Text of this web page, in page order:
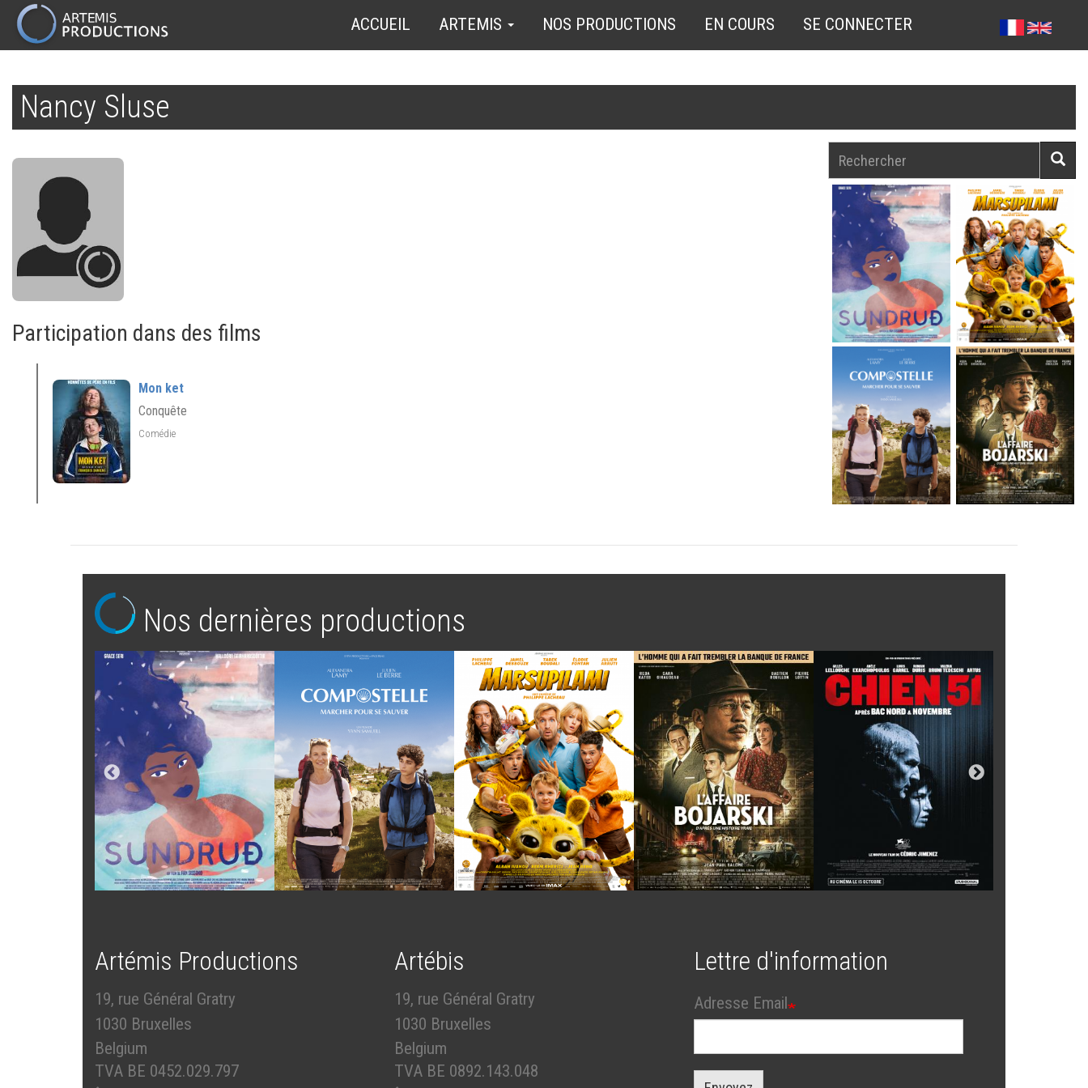
contenu
principal
MAIN
NAVIGATION
ACCUEIL ARTEMIS NOS PRODUCTIONS EN COURS SE CONNECTER
Nancy Sluse
Participation dans des films
Mon ket
Conquête
Comédie
Nos dernières productions
Artémis Productions
19, rue Général Gratry
1030 Bruxelles
Belgium
TVA BE 0452.029.797
Artébis
19, rue Général Gratry
1030 Bruxelles
Belgium
TVA BE 0892.143.048
Lettre d'information
Adresse Email